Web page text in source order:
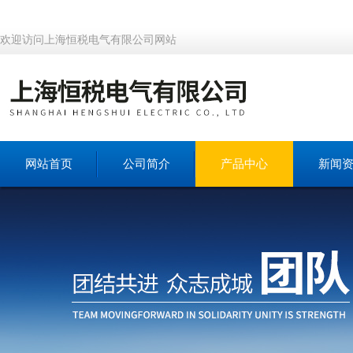
欢迎访问上海恒税电气有限公司网站
网站首页 公司简介 产品中心 新闻